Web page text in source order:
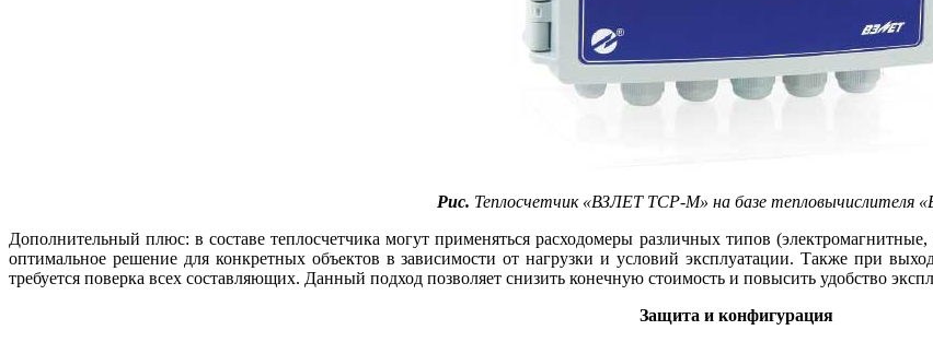
Рис. Теплосчетчик «ВЗЛЕТ ТСР-М» на базе тепловычислителя
Дополнительный плюс: в составе теплосчетчика могут применяться расходомеры различных типов (электромагнитные,
оптимальное решение для конкретных объектов в зависимости от нагрузки и условий эксплуатации. Также при
требуется поверка всех составляющих. Данный подход позволяет снизить конечную стоимость и повысить удобство
Защита и конфигурация